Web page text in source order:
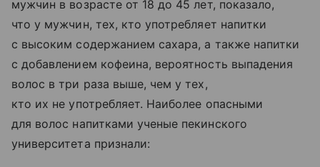
мужчин в возрасте от 18 до 45 лет, показало,
что у мужчин, тех, кто употребляет напитки
с высоким содержанием сахара, а также напитки
с добавлением кофеина, вероятность выпадения
волос в три раза выше, чем у тех,
кто их не употребляет. Наиболее опасными
для волос напитками ученые пекинского
университета признали: